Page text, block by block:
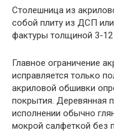
Столешница из
собой плиту из ДСП
фактуры толщиной 3-
Главное ограничение
исправляется только
акриловой обшивки
покрытия. Деревянная
исполнении обычно
мокрой салфеткой без